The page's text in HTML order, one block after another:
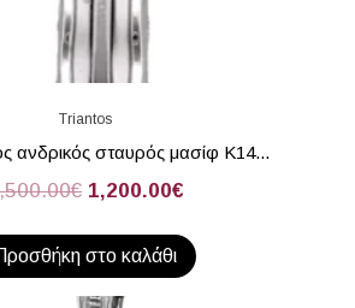
Triantos
ανδρικός σταυρός μασίφ Κ14...
€ 1,200.00€
στο καλάθι